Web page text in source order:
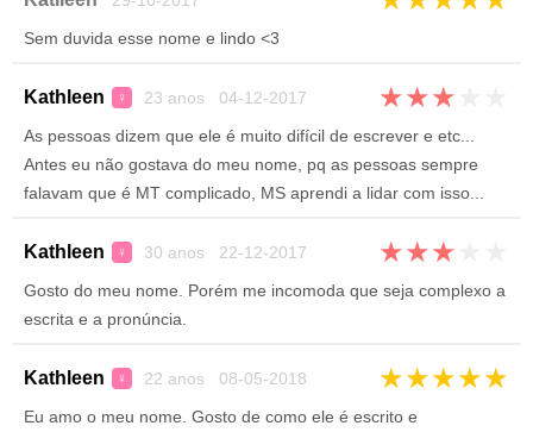
Sem duvida esse nome e lindo <3
Kathleen ♀ 23 anos 04-12-2017 ★★★
As pessoas dizem que ele é muito difícil de escrever e etc...
Antes eu não gostava do meu nome, pq as pessoas sempre
falavam que é MT complicado, MS aprendi a lidar com isso...
Kathleen ♀ 30 anos 22-12-2017 ★★★
Gosto do meu nome. Porém me incomoda que seja complexo a
escrita e a pronúncia.
Kathleen ♀ 22 anos 08-05-2018 ★★★★★
Eu amo o meu nome. Gosto de como ele é escrito e